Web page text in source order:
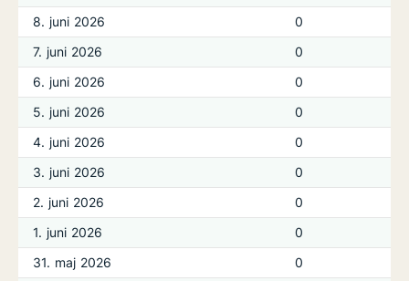
8. juni 2026
0
7. juni 2026
0
6. juni 2026
0
5. juni 2026
0
4. juni 2026
0
3. juni 2026
0
2. juni 2026
0
1. juni 2026
0
31. maj 2026
0